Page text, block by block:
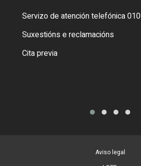
Servizo de atención telefónica 010
Suxestións e reclamacións
Cita previa
Aviso legal